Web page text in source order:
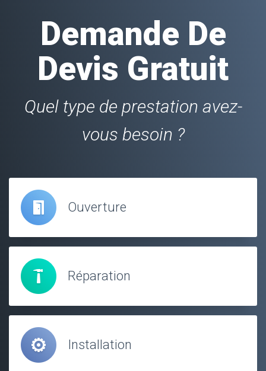
Demande De
Devis Gratuit
Quel type de prestation avez-
vous besoin ?
Ouverture
Réparation
Installation